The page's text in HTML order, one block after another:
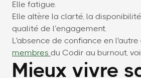
Elle fatigue.
Elle altère la clarté, la
qualité de l’engagement.
L'absence de confiance en
membres du Codir au burnout,
Mieux vivre